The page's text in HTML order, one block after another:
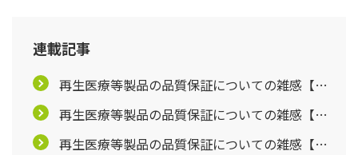
連載記事
再生医療等製品の品質保証についての雑感【第1
回】
再生医療等製品の品質保証についての雑感【第2
回】
再生医療等製品の品質保証についての雑感【第3